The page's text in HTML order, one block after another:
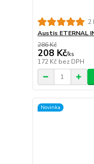
2
Austis ETERNAL
286 Kč
208 Kč/ks
172 Kč bez DPH
Novinka